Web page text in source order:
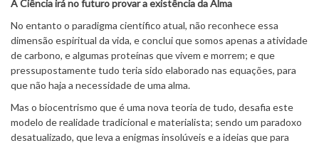
A Ciência irá no futuro provar a existência da Alma
No entanto o paradigma científico atual, não reconhece essa
dimensão espiritual da vida, e conclui que somos apenas a atividade
de carbono, e algumas proteínas que vivem e morrem; e que
pressupostamente tudo teria sido elaborado nas equações, para
que não haja a necessidade de uma alma.
Mas o biocentrismo que é uma nova teoria de tudo, desafia este
modelo de realidade tradicional e materialista; sendo um paradoxo
desatualizado, que leva a enigmas insolúveis e a ideias que para